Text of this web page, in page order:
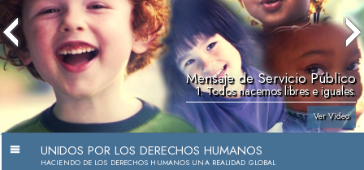
Mensaje de Servicio Público
1. Todos nacemos libres e iguales.
Ver Video
UNIDOS POR LOS DERECHOS HUMANOS
HACIENDO DE LOS DERECHOS HUMANOS UNA REALIDAD GLOBAL